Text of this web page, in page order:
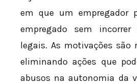
em que um empregador
empregado sem incorrer
legais. As motivações são
eliminando ações que
abusos na autonomia da